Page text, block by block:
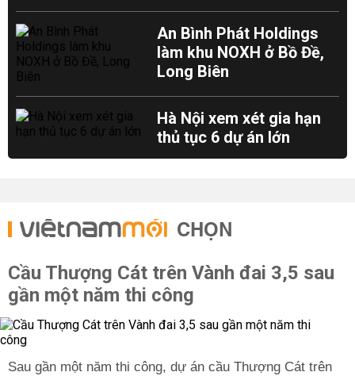
An Bình Phát Holdings
làm khu NOXH ở Bồ Đề,
Long Biên
Hà Nội xem xét gia hạn
thủ tục 6 dự án lớn
CHỌN
Cầu Thượng Cát trên Vành đai 3,5 sau
gần một năm thi công
Sau gần một năm thi công, dự án cầu Thượng Cát trên